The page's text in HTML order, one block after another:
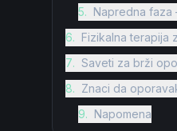
5. Napredna faza
6. Fizikalna terapija
7. Saveti za brži
8. Znaci da
9. Napomena